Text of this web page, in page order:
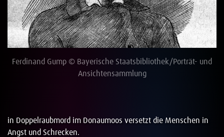
Ferdinand Gump © Bayerische Staatsbibliothek/Porträt- und
Ansichtensammlung
in Doppelraubmord im Donaumoos versetzt die Menschen in
Angst und Schrecken.